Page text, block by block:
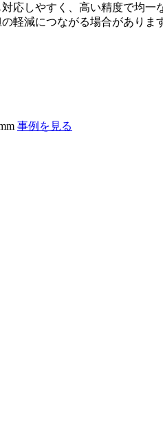
応しやすく、高い精度で均
軽減につながる場合がありま
事例を見る